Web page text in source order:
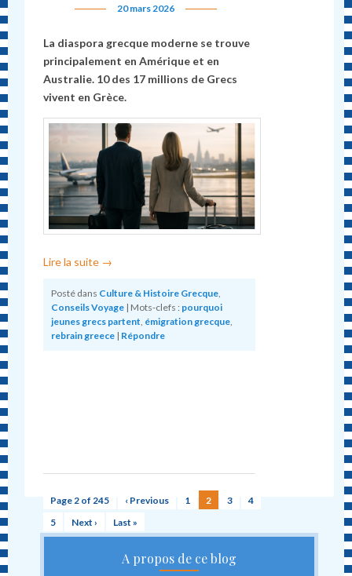
20 mars 2026
La diaspora grecque moderne se trouve
principalement en Amérique et en
Australie. 10 des 17 millions de Grecs
vivent en Grèce.
Lire la suite →
Posté dans Culture & Histoire Grecque,
Conseils Voyage | Mots-clefs : pourquoi
jeunes grecs partent, émigration grecque,
rebrain greece | Répondre
Page 2 of 245 ‹ Previous 1 2 3
4
5
Next › Last »
A propos de ce blog